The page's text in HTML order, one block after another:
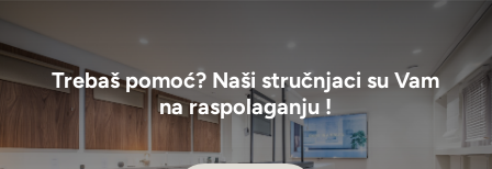
Trebaš pomoć? Naši stručnjaci su Vam
na raspolaganju !